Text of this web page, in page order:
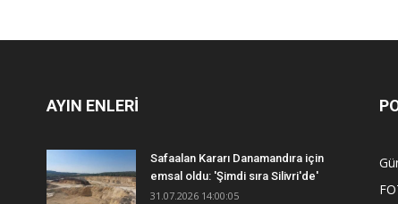
AYIN ENLERİ
Safaalan Kararı Danamandıra için
emsal oldu: 'Şimdi sıra Silivri'de'
31.07.2026 14:00:05